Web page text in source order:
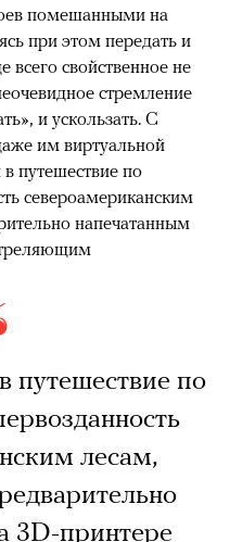
помешанными на
при этом передать и
всего свойственное не
стремление
и ускользать. С
им виртуальной
путешествие по
североамериканским
напечатанным
путешествие по
лесам,
3D-принтере